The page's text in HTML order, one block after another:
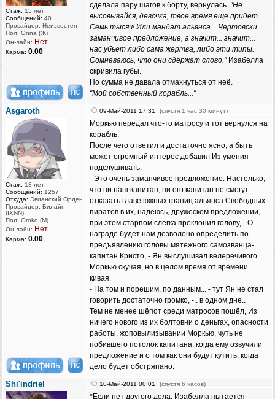
Стаж: 15 лет
Сообщений: 40
Провайдер: Неизвестен
Пол: Onna (Ж)
Он-лайн: Нет
Карма: 0.00
сделала пару шагов к борту, вернулась. "Не
высовывайся, девочка, твое время еще придет.
Семь тысяч! Или мандат альянса... Чертовски
заманчивое предложение, а значит... значит...
нас убьет либо сама жертва, либо эти типы.
Сомневаюсь, что они сдержат слово."Изабелла
скривила губы.
Но сумма не давала отмахнуться от неё.
"Мой собственный корабль..."
Asgaroth
Стаж: 18 лет
Сообщений: 1257
Откуда: Эвианский Орден
Провайдер: Билайн
(IXNN)
Пол: Otoko (M)
Он-лайн: Нет
Карма: 0.00
09-Май-2011 17:31 (спустя 1 час 30 минут)
Моркью передал что-то матросу и тот вернулся на
корабль.
После чего ответил и достаточно ясно, а быть
может огромный интерес добавил Из умения
подслушивать.
- Это очень заманчивое предложение. Настолько,
что ни наш капитан, ни его капитан не смогут
отказать главе южных границ альянса Свободных
пиратов в их, надеюсь, дружеском предложении, -
при этом старпом слегка преклонил голову, - О
награде будет нам дозволено определить по
предъявлению головы мятежного самозванца-
капитан Кристо, - Ян выслушивал велеречивого
Моркью скучая, но в целом время от времени
кивая.
- На том и порешим, по данным... - тут Ян не стал
говорить достаточно громко, -.. в одном дне..
Тем не менее шёпот среди матросов пошёл, Из
ничего нового из их болтовни о деньгах, опасности
работы, жоповылизывании Моркью, чуть не
побившего потолок капитана, когда ему озвучили
предложение и о том как они будут кутить, когда
дело будет обстряпано.
Shi'indriel 10-Май-2011 00:01 (спустя 6 часов)
*Если нет другого дела, Изабелла пытается